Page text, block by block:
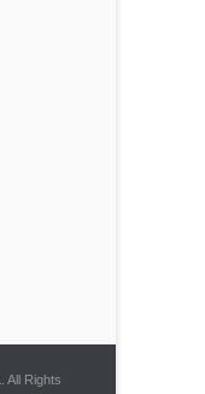
. All Rights